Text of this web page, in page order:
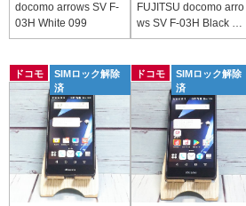
docomo arrows SV F-
03H White 099
FUJITSU docomo arro
ws SV F-03H Black 62
7
ドコモ
SIMロック解除
済
ドコモ
SIMロック解除
済